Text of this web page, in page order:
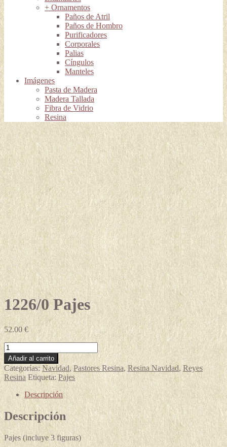
+ Ornamentos
Paños de Atril
Paños de Hombro
Purificadores
Corporales
Palias
Cíngulos
Manteles
Imágenes
Pasta de Madera
Madera Tallada
Fibra de Vidrio
Resina
1226/0 Pajes
52.00€
1226/0
Pajes
cantidad
Añadir al carrito
Categorías:Navidad,Pastores Resina, Resina Navidad, Reyes
Resina Etiqueta:Pajes
Descripción
Descripción
Pajes (incluye 3 figuras)